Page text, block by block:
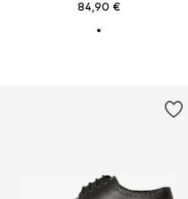
84,90 €